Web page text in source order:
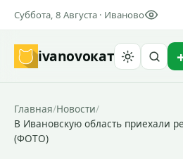
Суббота, 8 Августа · Иваново
ivanovoкат
Главная/Новости/
В Ивановскую область приехали
(ФОТО)